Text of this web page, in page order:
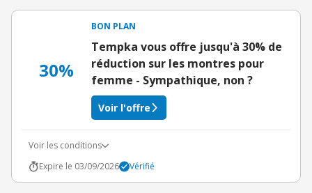
30%
BON PLAN
Tempka vous offre jusqu'à 30% de
réduction sur les montres pour
femme - Sympathique, non ?
Voir l'offre
Voir les conditions
Expire le 03/09/2026
Vérifié